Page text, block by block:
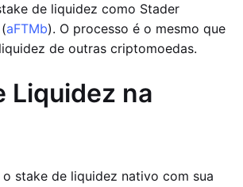
de liquidez como Stader
aFTMb). O processo é o mesmo que
de outras criptomoedas.
Liquidez na
stake de liquidez nativo com sua